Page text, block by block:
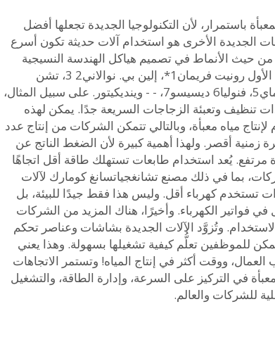
باستمرار، لأن التكنولوجيا الجديدة تجعلها أفضل
الجديدة الأخرى هو استخدام آلات حديثة تكون أسرع
من حيث الأنماط في تصميم هياكل الهندسة النسيجية
المعدنية والهجينة - الجزء الأول رونيت فريمان1*، إلين بي. نوالاني2 3، تشن
زهيجيانغ4، سيلستا فون ماي5، فنوليا6 ديسيسو7، - - وينديكيتور. على سبيل المثال،
تنظيف وتعبئة الزجاجات السريعة جدًا. يمكن لهذه
لإنتاج مياه معبأة، وبالتالي تتمكن الشركات من إنتاج عدد
زمنية أقصر. ولهذا أهمية كبيرة لأن الضغط الناتج عن
مرتفع. يُعد استخدام طابعات تستهلك طاقة أقل اتجاهًا
بما في ذلك مصنع تشانغجياتسانغ كومارك لآلات
تستخدم كهرباء أقل. وليس هذا فقط جيدًا للبيئة، بل
فواتير الكهرباء. وأخيرًا، هناك المزيد من الشركات
وتُزوَّد الآلات الجديدة بشاشات وعناصر تحكم
للموظفين تعلُّم كيفية تشغيلها بسهولة. وهذا يعني
ووقت أكثر في إنتاج المياه! وتستمر الاتجاهات
في التركيز على السرعة، وإدارة الطاقة، والتشغيل
للشركات والعالم.